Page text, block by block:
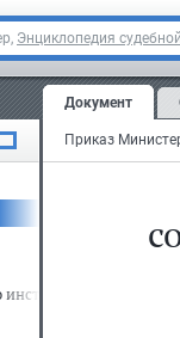
Энциклопедия
и
Документ